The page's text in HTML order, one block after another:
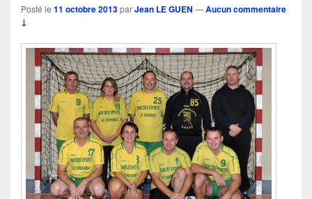
Posté le 11 octobre 2013parJean LE GUEN —Aucun commentaire
↓